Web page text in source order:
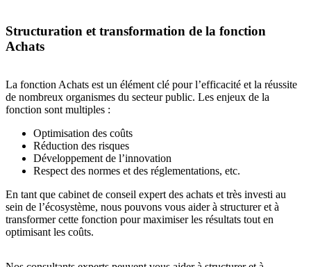
Structuration et transformation de la fonction
Achats
La fonction Achats est un élément clé pour l’efficacité et la réussite
de nombreux organismes du secteur public. Les enjeux de la
fonction sont multiples :
Optimisation des coûts
Réduction des risques
Développement de l’innovation
Respect des normes et des réglementations, etc.
En tant que cabinet de conseil expert des achats et très investi au
sein de l’écosystème, nous pouvons vous aider à structurer et à
transformer cette fonction pour maximiser les résultats tout en
optimisant les coûts.